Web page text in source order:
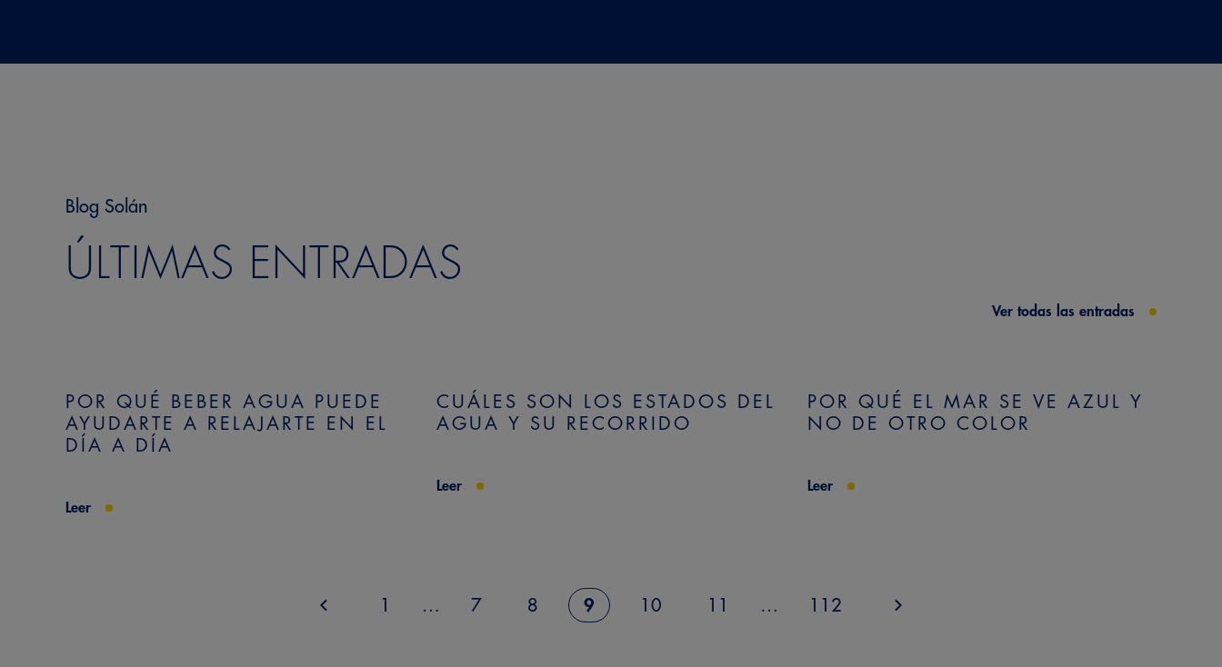
Blog Solán
ÚLTIMAS ENTRADAS
Ver todas las entradas
POR QUÉ BEBER AGUA PUEDE
AYUDARTE A RELAJARTE EN EL
DÍA A DÍA
Leer
CUÁLES SON LOS ESTADOS DEL
AGUA Y SU RECORRIDO
Leer
POR QUÉ EL MAR SE VE AZUL Y
NO DE OTRO COLOR
Leer
1 … 7 8 9 10 11 … 112